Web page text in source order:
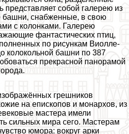
представляет собой галерею из
башни, снабженные, в свою
с колонками. Галерею
фантастических птиц,
по рисункам Виолле-
колокольной башни по 387
прекрасной панорамой
грешников
на епископов и монархов, из
мастера имели
сильных мира сего. Мастерам
юмора: вокруг арки